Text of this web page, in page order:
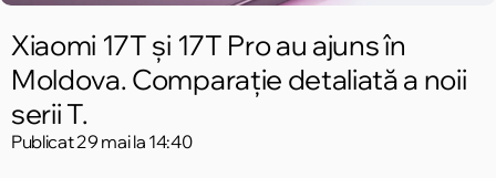
Xiaomi 17T și 17T Pro au ajuns în
Moldova. Comparație detaliată a noii
serii T.
Publicat29 mai la 14:40